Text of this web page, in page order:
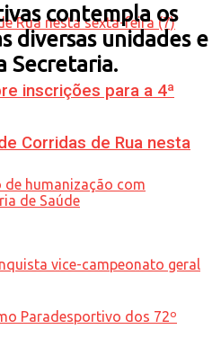
inscrições para a 4ª
Corridas de Rua nesta
contempla os
diversas unidades e
Secretaria.